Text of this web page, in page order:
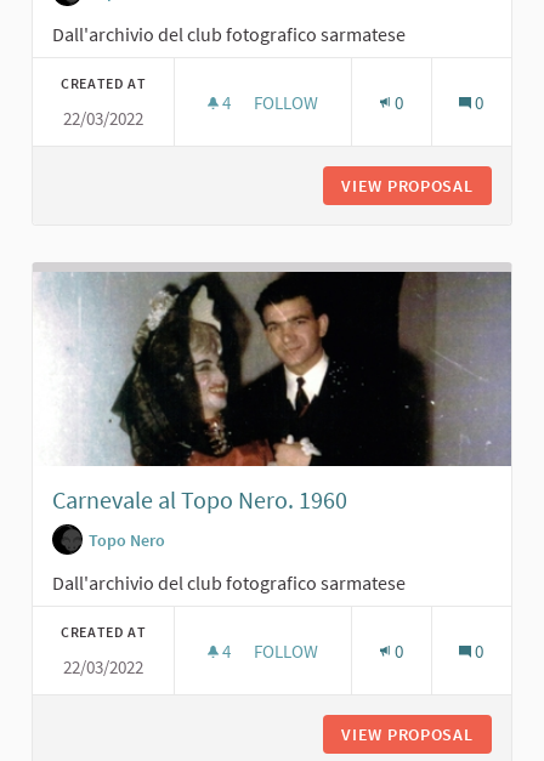
Dall'archivio del club fotografico sarmatese
CREATED AT
22/03/2022
4 4 FOLLOWERS
FOLLOW 0 0
VIEW PROPOSAL
Carnevale al Topo Nero. 1960
Topo Nero
Dall'archivio del club fotografico sarmatese
CREATED AT
22/03/2022
4 4 FOLLOWERS
FOLLOW 0 0
VIEW PROPOSAL